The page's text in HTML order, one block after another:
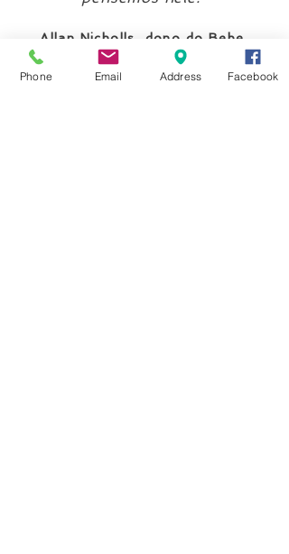
Allan Nicholls, dono do Bebe
(Psycho da Ponta da Pinta
Phone Email Address Facebook